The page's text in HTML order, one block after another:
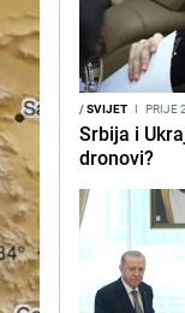
/SVIJET I PRIJE
Srbija i
dronovi?